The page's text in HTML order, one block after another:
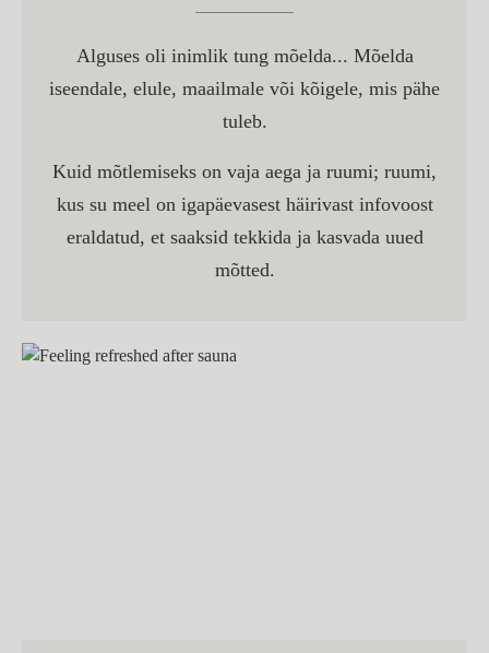
Alguses oli inimlik tung mõelda... Mõelda
iseendale, elule, maailmale või kõigele, mis pähe
tuleb.
Kuid mõtlemiseks on vaja aega ja ruumi; ruumi,
kus su meel on igapäevasest häirivast infovoost
eraldatud, et saaksid tekkida ja kasvada uued
mõtted.